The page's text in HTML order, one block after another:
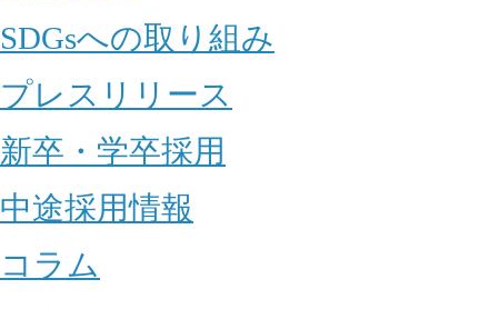
SDGsへの取り組み
プレスリリース
新卒・学卒採用
中途採用情報
コラム